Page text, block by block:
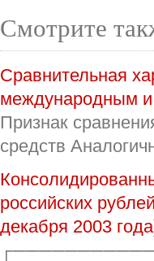
Смотрите
Сравнительная
международным и
Признак
средств
российских
декабря 2003